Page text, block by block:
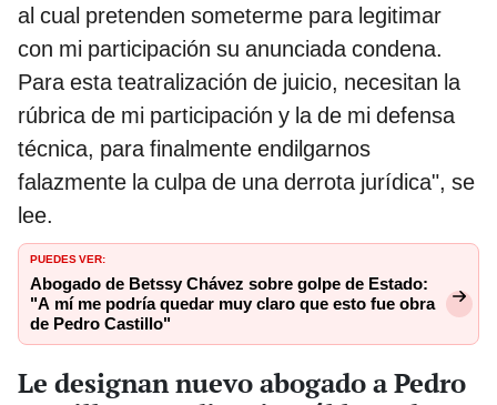
al cual pretenden someterme para legitimar
con mi participación su anunciada condena.
Para esta teatralización de juicio, necesitan la
rúbrica de mi participación y la de mi defensa
técnica, para finalmente endilgarnos
falazmente la culpa de una derrota jurídica", se
lee.
PUEDES VER:
Abogado de Betssy Chávez sobre golpe de Estado:
"A mí me podría quedar muy claro que esto fue obra
de Pedro Castillo"
Le designan nuevo abogado a Pedro